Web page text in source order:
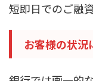
短即日でのご融
お客様の状況